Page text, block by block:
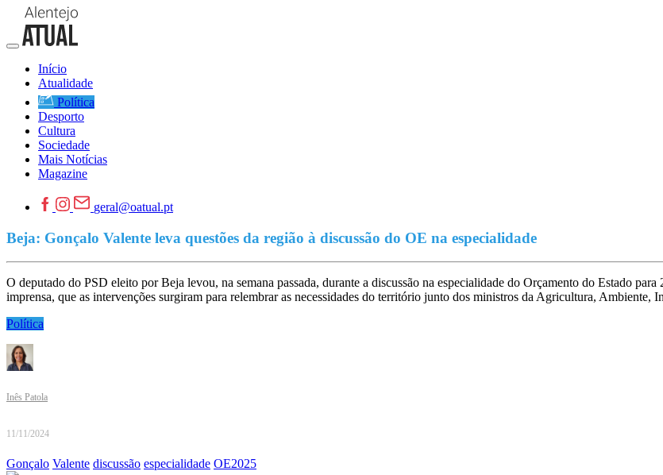
Início
Atualidade
Política
Desporto
Cultura
Sociedade
Mais Notícias
Magazine
geral@oatual.pt
Beja: Gonçalo Valente leva questões da região à discussão do OE na especialidade
O deputado do PSD eleito por Beja levou, na semana passada, durante a discussão na especialidade do Orçamento do Estado
imprensa, que as intervenções surgiram para relembrar as necessidades do território junto dos ministros da Agricultura, Ambiente,
Política
Inês Patola
11/11/2024
Gonçalo Valente discussão especialidade OE2025